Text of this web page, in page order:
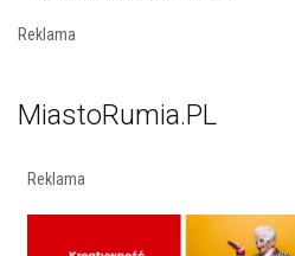
Reklama
MiastoRumia.PL
Reklama